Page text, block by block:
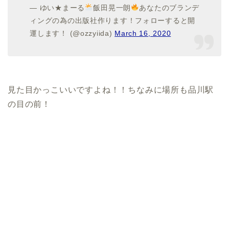
— ゆい★まーる 飯田晃一朗
あなたのブランデ
ィングの為の出版社作ります！フォローすると開
運します！ (@ozzyiida) March 16, 2020
見た目かっこいいですよね！！ちなみに場所も品川駅
の目の前！